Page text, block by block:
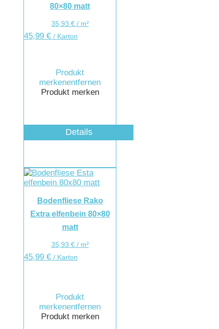
80×80 matt
35,93 €/ m²
45,99 € / Karton
Produkt
merkenentfernen
Produkt merken
Details
Bodenfliese Rako
Extra elfenbein 80×80
matt
35,93 €/ m²
45,99 € / Karton
Produkt
merkenentfernen
Produkt merken